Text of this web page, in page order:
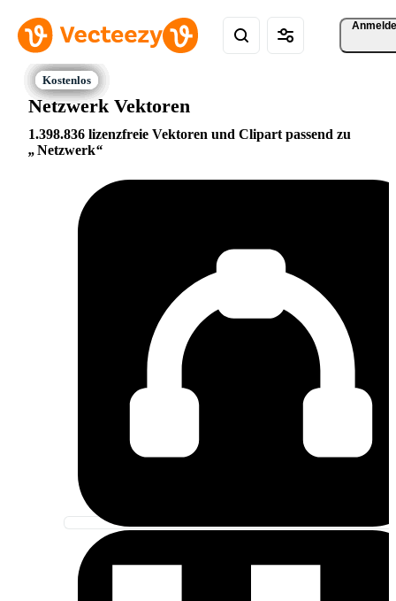
Netzwerk Vektoren
1.398.836 lizenzfreie Vektoren und Clipart passend zu
Netzwerk